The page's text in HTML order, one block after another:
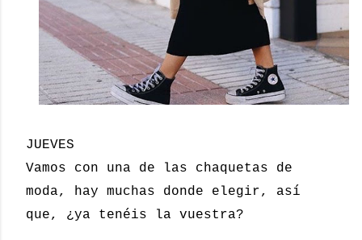
JUEVES
Vamos con una de las chaquetas de
moda, hay muchas donde elegir, así
que, ¿ya tenéis la vuestra?